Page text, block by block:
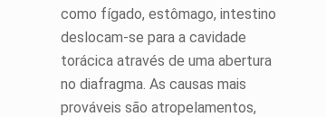
como fígado, estômago, intestino
deslocam-se para a cavidade
torácica através de uma abertura
no diafragma. As causas mais
prováveis são atropelamentos,